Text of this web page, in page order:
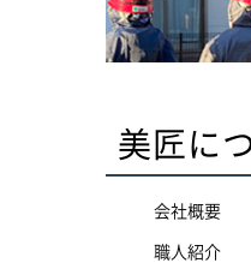
美匠に
会社概要
職人紹介